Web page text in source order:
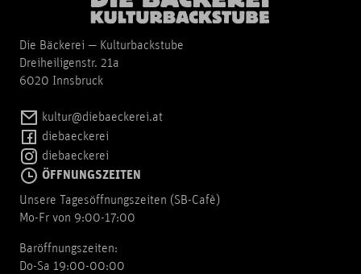
Die Bäckerei — Kulturbackstube
Dreiheiligenstr. 21a
6020 Innsbruck
kultur@diebaeckerei.at
diebaeckerei
diebaeckerei
ÖFFNUNGSZEITEN
Unsere Tagesöffnungszeiten (SB-Cafè)
Mo-Fr von 9:00-17:00
Baröffnungszeiten:
Do-Sa 19:00-00:00